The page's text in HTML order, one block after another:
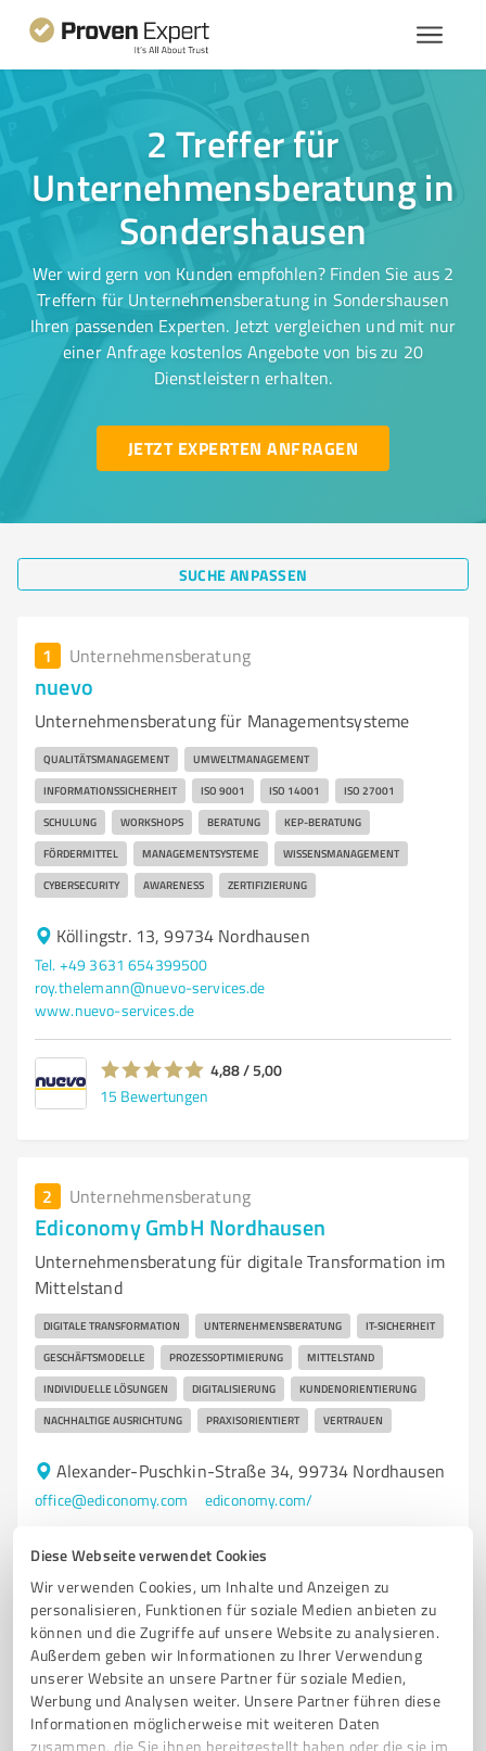
Diese Webseite verwendet Cookies
Wir verwenden Cookies, um Inhalte und Anzeigen zu
personalisieren, Funktionen für soziale Medien anbieten zu
können und die Zugriffe auf unsere Website zu analysieren.
Außerdem geben wir Informationen zu Ihrer Verwendung
unserer Website an unsere Partner für soziale Medien,
Werbung und Analysen weiter. Unsere Partner führen diese
Informationen möglicherweise mit weiteren Daten
zusammen, die Sie ihnen bereitgestellt haben oder die sie im
2 Treffer für
Unternehmensberatung in
Sondershausen
Wer wird gern von Kunden empfohlen? Finden Sie aus 2
Treffern für Unternehmensberatung in Sondershausen
Ihren passenden Experten. Jetzt vergleichen und mit nur
einer Anfrage kostenlos Angebote von bis zu 20
Dienstleistern erhalten.
JETZT EXPERTEN ANFRAGEN
SUCHE ANPASSEN
1 Unternehmensberatung
nuevo
Unternehmensberatung für Managementsysteme
QUALITÄTSMANAGEMENT UMWELTMANAGEMENT
INFORMATIONSSICHERHEIT ISO 9001 ISO 14001 ISO 27001
SCHULUNG WORKSHOPS BERATUNG KEP-BERATUNG
FÖRDERMITTEL MANAGEMENTSYSTEME WISSENSMANAGEMENT
CYBERSECURITY AWARENESS ZERTIFIZIERUNG
Köllingstr. 13, 99734 Nordhausen
Tel. +49 3631 654399500
roy.thelemann@nuevo-services.de
www.nuevo-services.de
4,88 / 5,00
15 Bewertungen
2 Unternehmensberatung
Ediconomy GmbH Nordhausen
Unternehmensberatung für digitale Transformation im
Mittelstand
DIGITALE TRANSFORMATION UNTERNEHMENSBERATUNG IT-SICHERHEIT
GESCHÄFTSMODELLE PROZESSOPTIMIERUNG MITTELSTAND
INDIVIDUELLE LÖSUNGEN DIGITALISIERUNG KUNDENORIENTIERUNG
NACHHALTIGE AUSRICHTUNG PRAXISORIENTIERT VERTRAUEN
Alexander-Puschkin-Straße 34, 99734 Nordhausen
office@ediconomy.com ediconomy.com/
5,00 / 5,00
1Bewertung (1 Quelle)